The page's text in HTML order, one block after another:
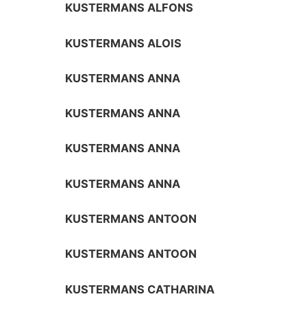
KUSTERMANS ALFONS
KUSTERMANS ALOIS
KUSTERMANS ANNA
KUSTERMANS ANNA
KUSTERMANS ANNA
KUSTERMANS ANNA
KUSTERMANS ANTOON
KUSTERMANS ANTOON
KUSTERMANS CATHARINA